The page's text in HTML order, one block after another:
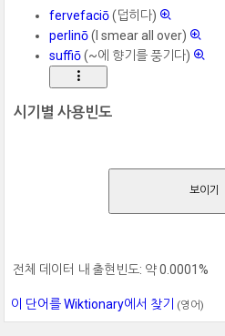
fervefaciō(덥히다)
perlinō(I smear all over)
suffiō(~에 향기를 풍기다)
시기별 사용빈도
보이기
전체 데이터 내 출현빈도: 약 0.0001%
이 단어를 Wiktionary에서 찾기 (영어)